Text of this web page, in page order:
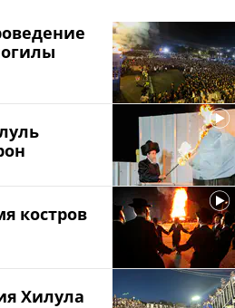
костров
Хилула